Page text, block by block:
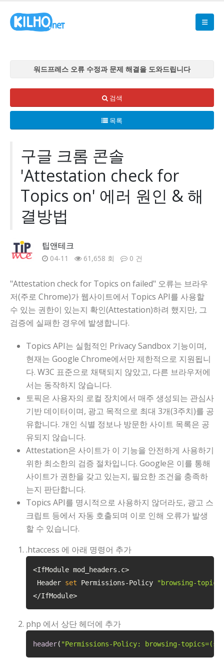
워드프레스 오류 수정과 문제 해결을 도와드립니다
워드프레스 오류 수정과 문제 해결을 도와드립니다
워드프레스 오류 수정과 문제 해결을 도와드립니다
워드프레스 오류 수정과 문제 해결을 도와드립니다
검색
목록
구글 크롬 콘솔
'Attestation check for
Topics on' 에러 원인 & 해
결방법
팁앤테크
04-11 61,658 회 0 건
"Attestation check for Topics on failed" 오류는 브라우
저(주로 Chrome)가 웹사이트에서 Topics API를 사용할
수 있는 권한이 있는지 확인(Attestation)하려 했지만, 그
검증에 실패한 경우에 발생합니다.
Topics API는 실험적인 Privacy Sandbox 기능이며,
현재는 Google Chrome에서만 제한적으로 지원됩니
다. W3C 표준으로 채택되지 않았고, 다른 브라우저에
서는 동작하지 않습니다.
토픽은 사용자의 로컬 장치에서 매주 생성되는 관심사
기반 데이터이며, 광고 목적으로 최대 3개(3주치)를 공
유합니다. 개인 식별 정보나 방문한 사이트 목록은 공
유되지 않습니다.
Attestation은 사이트가 이 기능을 안전하게 사용하기
위한 최소한의 검증 절차입니다. Google은 이를 통해
사이트가 권한을 갖고 있는지, 필요한 조건을 충족하
는지 판단합니다.
Topics API를 명시적으로 사용하지 않더라도, 광고 스
크립트 등에서 자동 호출되며 이로 인해 오류가 발생
할 수 있습니다.
.htaccess 에 아래 명령어 추가
<IfModule mod_headers.c>
Header set Permissions-Policy
"browsing-
</IfModule>
php 에서 상단 헤더에 추가
header( "Permissions-Policy: browsing-